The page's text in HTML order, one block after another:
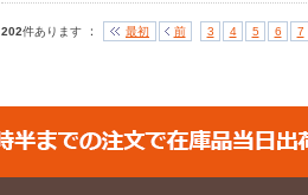
202件あります ： 最初 前 3 4 5 6 7